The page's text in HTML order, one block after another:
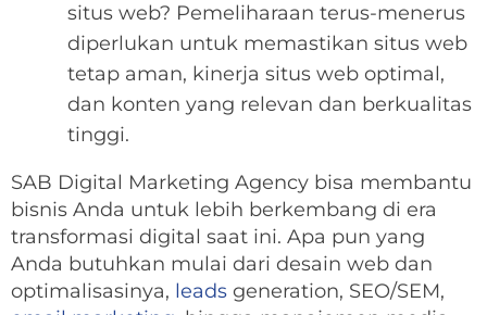
situs web? Pemeliharaan terus-menerus
diperlukan untuk memastikan situs web
tetap aman, kinerja situs web optimal,
dan konten yang relevan dan berkualitas
tinggi.
SAB Digital Marketing Agency bisa membantu
bisnis Anda untuk lebih berkembang di era
transformasi digital saat ini. Apa pun yang
Anda butuhkan mulai dari desain web dan
optimalisasinya, leads generation, SEO/SEM,